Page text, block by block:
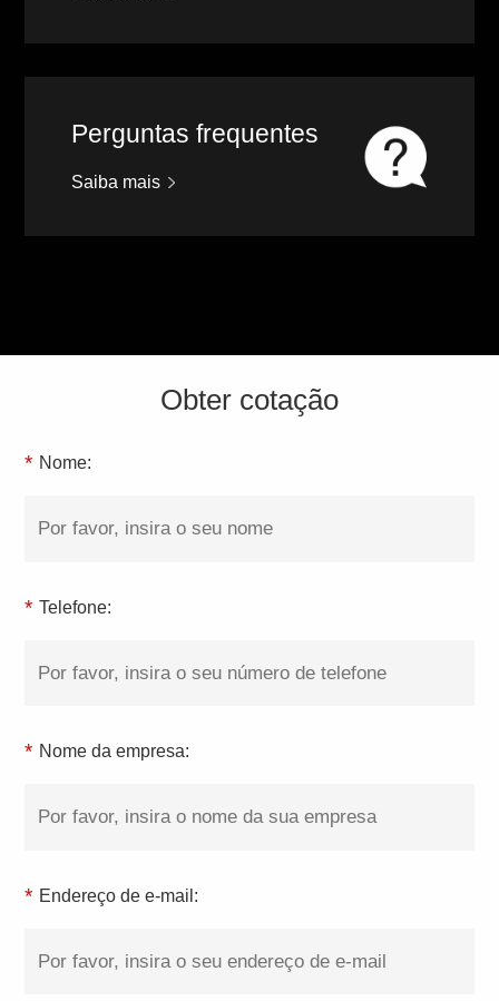
Perguntas frequentes
Saiba mais
Obter cotação
* Nome:
* Telefone:
* Nome da empresa:
* Endereço de e-mail: